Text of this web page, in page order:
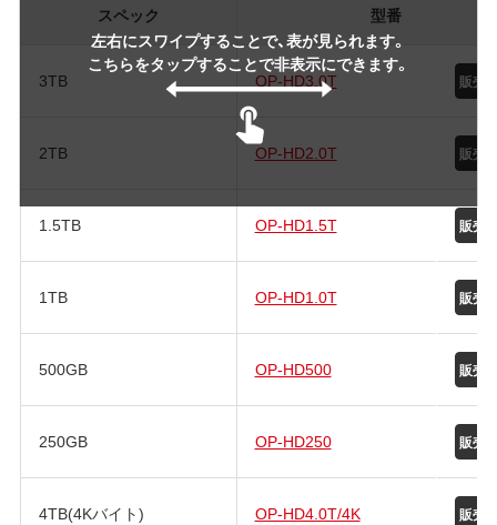
左右にスワイプすることで、表が見られます。
こちらをタップすることで非表示にできます。
スペック 型番
3TB OP-HD3.0T
2TB OP-HD2.0T
1.5TB OP-HD1.5T
1TB OP-HD1.0T
500GB OP-HD500
250GB OP-HD250
4TB(4Kバイト) OP-HD4.0T/4K